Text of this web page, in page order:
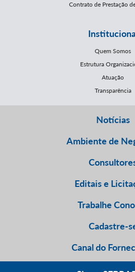
Contrato de Prestação
Quem Somos
Estrutura
Atuação
Transparência
Notícias
Ambiente de
Editais e
Trabalhe
Cadastre-
Canal do